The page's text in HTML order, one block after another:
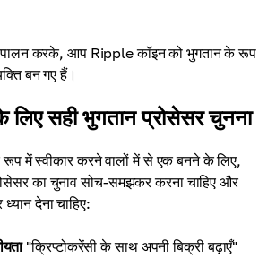
पालन करके, आप Ripple कॉइन को भुगतान के रूप
बन गए हैं।
सही भुगतान प्रोसेसर चुनना
में स्वीकार करने वालों में से एक बनने के लिए,
का चुनाव सोच-समझकर करना चाहिए और
देना चाहिए:
"क्रिप्टोकरेंसी के साथ अपनी बिक्री बढ़ाएँ"